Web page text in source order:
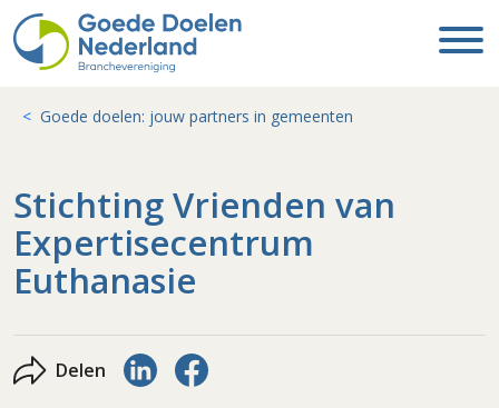
Goede doelen: jouw partners in gemeenten
Stichting Vrienden van
Expertisecentrum
Euthanasie
Delen Delen via LinkedIn
Delen via Facebook